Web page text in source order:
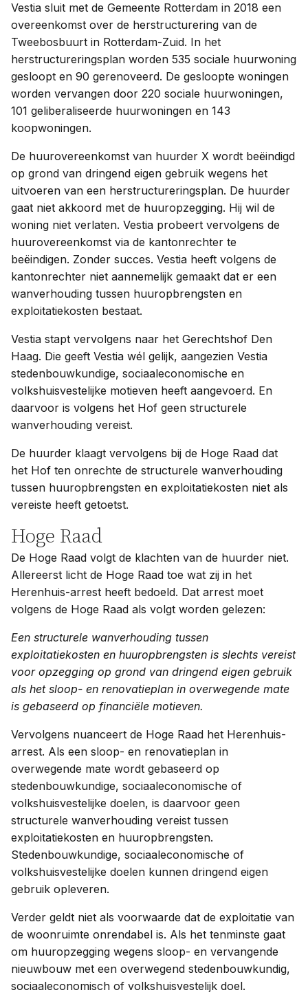
Vestia sluit met de Gemeente Rotterdam in 2018 een
overeenkomst over de herstructurering van de
Tweebosbuurt in Rotterdam-Zuid. In het
herstructureringsplan worden 535 sociale huurwoning
gesloopt en 90 gerenoveerd. De gesloopte woningen
worden vervangen door 220 sociale huurwoningen,
101 geliberaliseerde huurwoningen en 143
koopwoningen.
De huurovereenkomst van huurder X wordt beëindigd
op grond van dringend eigen gebruik wegens het
uitvoeren van een herstructureringsplan. De huurder
gaat niet akkoord met de huuropzegging. Hij wil de
woning niet verlaten. Vestia probeert vervolgens de
huurovereenkomst via de kantonrechter te
beëindigen. Zonder succes. Vestia heeft volgens de
kantonrechter niet aannemelijk gemaakt dat er een
wanverhouding tussen huuropbrengsten en
exploitatiekosten bestaat.
Vestia stapt vervolgens naar het Gerechtshof Den
Haag. Die geeft Vestia wél gelijk, aangezien Vestia
stedenbouwkundige, sociaaleconomische en
volkshuisvestelijke motieven heeft aangevoerd. En
daarvoor is volgens het Hof geen structurele
wanverhouding vereist.
De huurder klaagt vervolgens bij de Hoge Raad dat
het Hof ten onrechte de structurele wanverhouding
tussen huuropbrengsten en exploitatiekosten niet als
vereiste heeft getoetst.
Hoge Raad
De Hoge Raad volgt de klachten van de huurder niet.
Allereerst licht de Hoge Raad toe wat zij in het
Herenhuis-arrest heeft bedoeld. Dat arrest moet
volgens de Hoge Raad als volgt worden gelezen:
Een structurele wanverhouding tussen
exploitatiekosten en huuropbrengsten is slechts vereist
voor opzegging op grond van dringend eigen gebruik
als het sloop- en renovatieplan in overwegende mate
is gebaseerd op financiële motieven.
Vervolgens nuanceert de Hoge Raad het Herenhuis-
arrest. Als een sloop- en renovatieplan in
overwegende mate wordt gebaseerd op
stedenbouwkundige, sociaaleconomische of
volkshuisvestelijke doelen, is daarvoor geen
structurele wanverhouding vereist tussen
exploitatiekosten en huuropbrengsten.
Stedenbouwkundige, sociaaleconomische of
volkshuisvestelijke doelen kunnen dringend eigen
gebruik opleveren.
Verder geldt niet als voorwaarde dat de exploitatie van
de woonruimte onrendabel is. Als het tenminste gaat
om huuropzegging wegens sloop- en vervangende
nieuwbouw met een overwegend stedenbouwkundig,
sociaaleconomisch of volkshuisvestelijk doel.